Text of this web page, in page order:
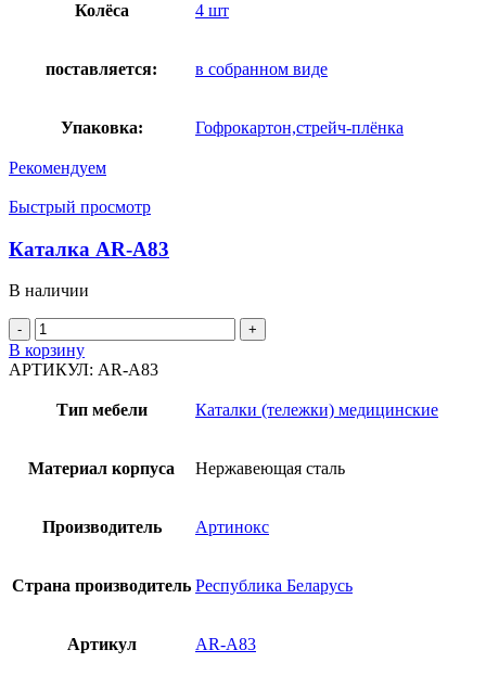
Колёса 4 шт
поставляется: в собранном виде
Упаковка: Гофрокартон,стрейч-плёнка
Рекомендуем
Быстрый просмотр
Каталка AR-A83
В наличии
Количество
товара
Каталка
A83
В корзину
АРТИКУЛ: AR-A83
Тип мебели Каталки (тележки) медицинские
Материал корпуса Нержавеющая сталь
Производитель Артинокс
Страна производитель Республика Беларусь
Артикул AR-A83